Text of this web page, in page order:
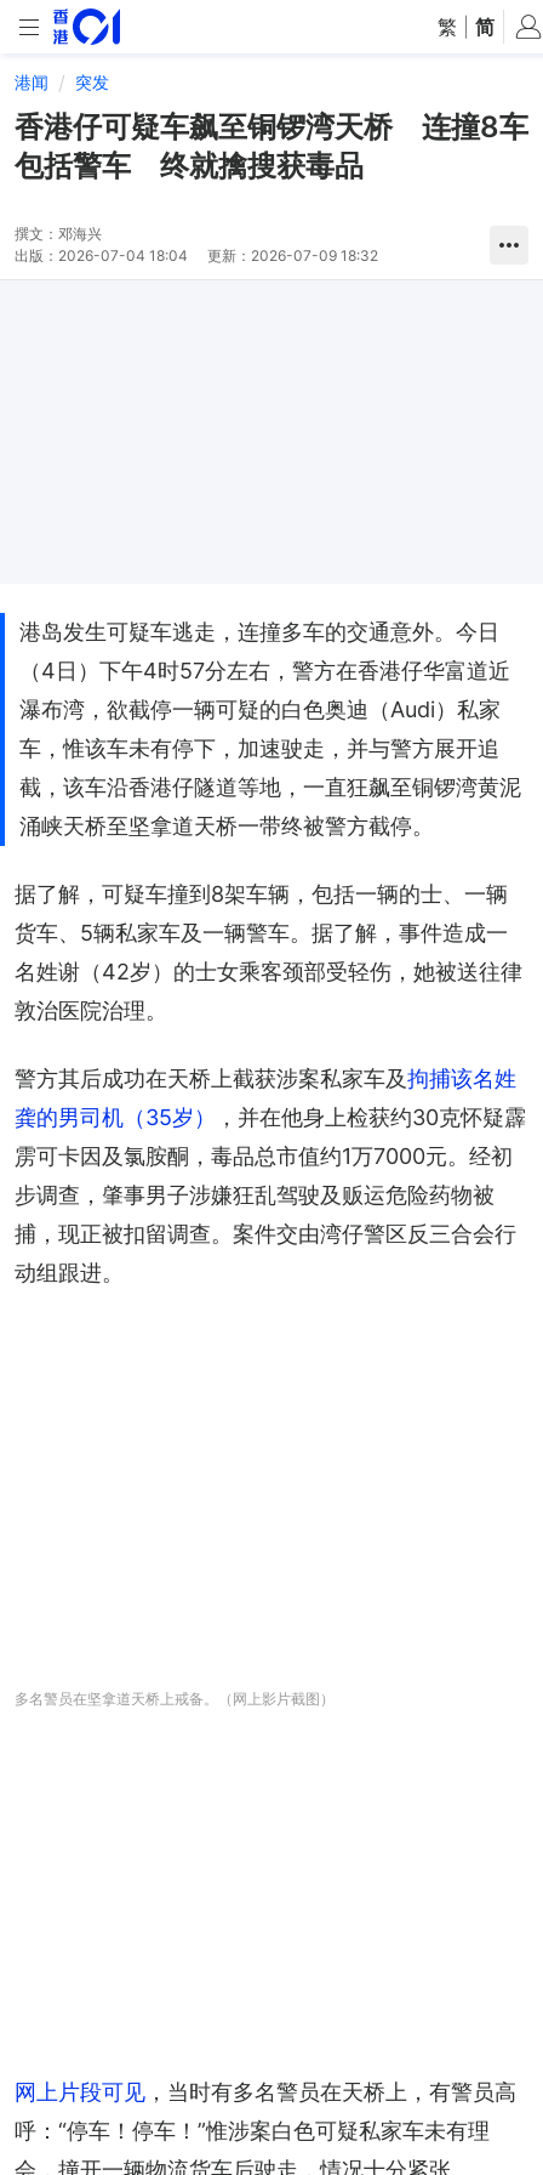
繁 简
港闻 突发
香港仔可疑车飙至铜锣湾天桥 连撞8车
包括警车 终就擒搜获毒品
撰文： 邓海兴
出版： 2026-07-04 18:04 更新： 2026-07-09 18:32
港岛发生可疑车逃走，连撞多车的交通意外。今日
（4日）下午4时57分左右，警方在香港仔华富道近
瀑布湾，欲截停一辆可疑的白色奥迪（Audi）私家
车，惟该车未有停下，加速驶走，并与警方展开追
截，该车沿香港仔隧道等地，一直狂飙至铜锣湾黄泥
涌峡天桥至坚拿道天桥一带终被警方截停。
据了解，可疑车撞到8架车辆，包括一辆的士、一辆
货车、5辆私家车及一辆警车。据了解，事件造成一
名姓谢（42岁）的士女乘客颈部受轻伤，她被送往律
敦治医院治理。
警方其后成功在天桥上截获涉案私家车及拘捕该名姓
龚的男司机（35岁）
，并在他身上检获约30克怀疑霹
雳可卡因及氯胺酮，毒品总市值约1万7000元。经初
步调查，肇事男子涉嫌狂乱驾驶及贩运危险药物被
捕，现正被扣留调查。案件交由湾仔警区反三合会行
动组跟进。
多名警员在坚拿道天桥上戒备。（网上影片截图）
网上片段可见 ，当时有多名警员在天桥上，有警员高
呼：“停车！停车！”惟涉案白色可疑私家车未有理
会，撞开一辆物流货车后驶走，情况十分紧张。